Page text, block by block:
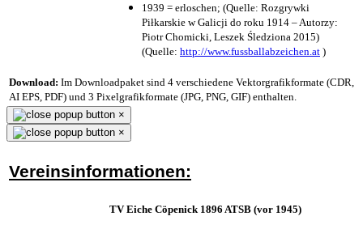
1939 = erloschen; (Quelle: Rozgrywki
Piłkarskie w Galicji do roku 1914 – Autorzy:
Piotr Chomicki, Leszek Śledziona 2015)
(Quelle: http://www.fussballabzeichen.at )
Download: Im Downloadpaket sind 4 verschiedene Vektorgrafikformate (CDR,
AI EPS, PDF) und 3 Pixelgrafikformate (JPG, PNG, GIF) enthalten.
×
×
Vereinsinformationen:
TV Eiche Cöpenick 1896 ATSB (vor 1945)